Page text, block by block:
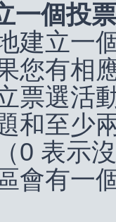
一個投
建立一
您有相
票選活
和至少
0 表示
會有一